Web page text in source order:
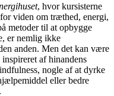
, hvor kursisterne
viden om træthed, energi,
metoder til at opbygge
er nemlig ikke
anden. Men det kan være
af hinandens
nogle af at dyrke
eller bedre